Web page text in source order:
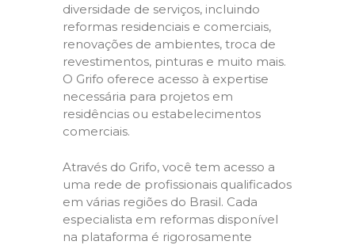
diversidade de serviços, incluindo
reformas residenciais e comerciais,
renovações de ambientes, troca de
revestimentos, pinturas e muito mais.
O Grifo oferece acesso à expertise
necessária para projetos em
residências ou estabelecimentos
comerciais.
Através do Grifo, você tem acesso a
uma rede de profissionais qualificados
em várias regiões do Brasil. Cada
especialista em reformas disponível
na plataforma é rigorosamente